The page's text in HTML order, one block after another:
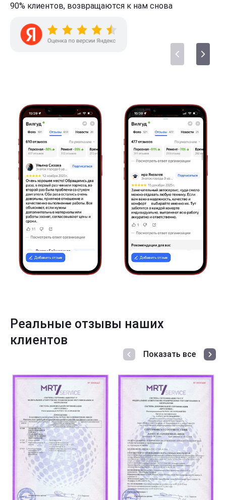
90% клиентов, возвращаются к нам снова
Реальные отзывы наших
клиентов
Показать все